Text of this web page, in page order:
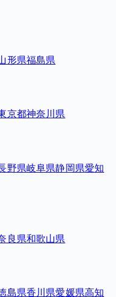
形県福島県
京都神奈川県
野県岐阜県静岡県愛知
良県和歌山県
島県香川県愛媛県高知